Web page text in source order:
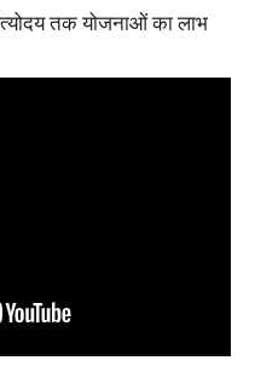
तक योजनाओं का लाभ